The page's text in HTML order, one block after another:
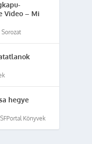
Video – Mi
Sorozat
hegye
SFPortal Könyvek